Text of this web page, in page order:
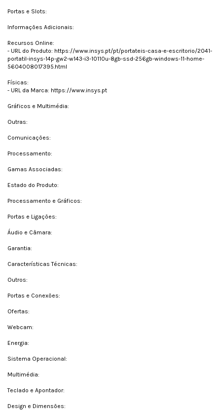
Portas e Slots:
Informações Adicionais:
Recursos Online:
- URL do Produto: https://www.insys.pt/pt/portateis-casa-e-escritorio/2041-
portatil-insys-14p-gw2-w143-i3-10110u-8gb-ssd-256gb-windows-11-home-
5604008017395.html
Físicas:
- URL da Marca: https://www.insys.pt
Gráficos e Multimédia:
Outras:
Comunicações:
Processamento:
Gamas Associadas:
Estado do Produto:
Processamento e Gráficos:
Portas e Ligações:
Áudio e Câmara:
Garantia:
Características Técnicas:
Outros:
Portas e Conexões:
Ofertas:
Webcam:
Energia:
Sistema Operacional:
Multimédia:
Teclado e Apontador:
Design e Dimensões: